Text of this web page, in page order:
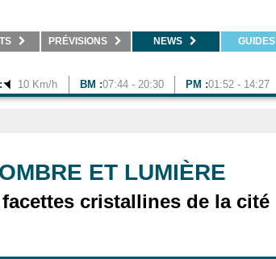
PRÉVISIONS NEWS GUIDES
10 Km/h BM :07:44 - 20:30 PM :01:52 - 14:27
ET LUMIÈRE
cristallines de la cité